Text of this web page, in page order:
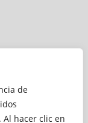
de
hacer clic en